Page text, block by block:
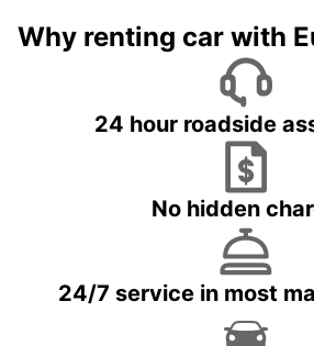
Why renting car with
24 hour roadside
No hidden
24/7 service in most